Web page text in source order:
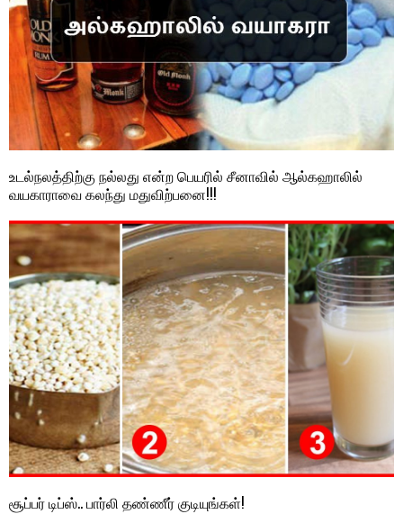
உடல்நலத்திற்கு நல்லது என்ற பெயரில் சீனாவில் ஆல்கஹாலில்
வயகாராவை கலந்து மதுவிற்பனை!!!
சூப்பர் டிப்ஸ்.. பார்லி தண்ணீர் குடியுங்கள்!